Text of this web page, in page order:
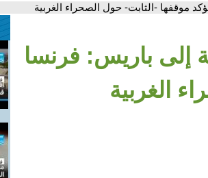
موقفها -الثابت- حول الصحراء الغربية
إلى باريس: فرنسا
الغربية